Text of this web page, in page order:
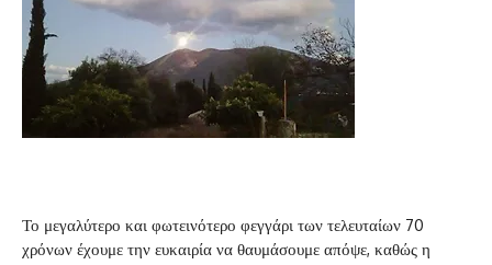
Το μεγαλύτερο και φωτεινότερο φεγγάρι των τελευταίων 70
χρόνων έχουμε την ευκαιρία να θαυμάσουμε απόψε, καθώς η